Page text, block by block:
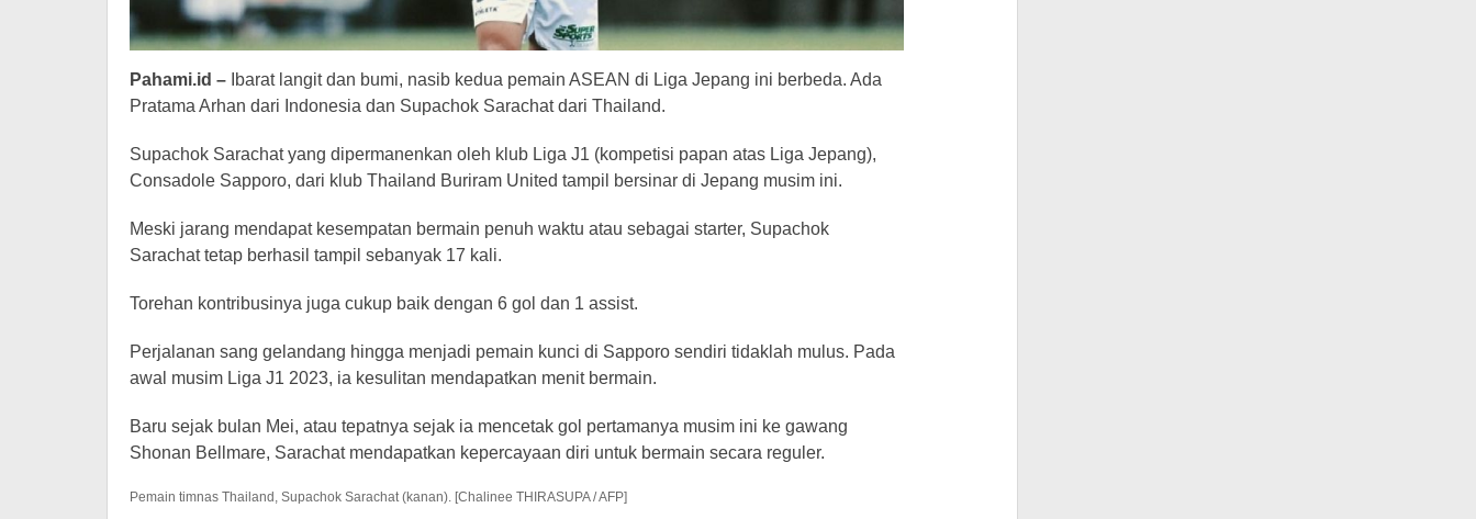
Pahami.id – Ibarat langit dan bumi, nasib kedua pemain ASEAN di Liga Jepang ini berbeda. Ada
Pratama Arhan dari Indonesia dan Supachok Sarachat dari Thailand.
Supachok Sarachat yang dipermanenkan oleh klub Liga J1 (kompetisi papan atas Liga Jepang),
Consadole Sapporo, dari klub Thailand Buriram United tampil bersinar di Jepang musim ini.
Meski jarang mendapat kesempatan bermain penuh waktu atau sebagai starter, Supachok
Sarachat tetap berhasil tampil sebanyak 17 kali.
Torehan kontribusinya juga cukup baik dengan 6 gol dan 1 assist.
Perjalanan sang gelandang hingga menjadi pemain kunci di Sapporo sendiri tidaklah mulus. Pada
awal musim Liga J1 2023, ia kesulitan mendapatkan menit bermain.
Baru sejak bulan Mei, atau tepatnya sejak ia mencetak gol pertamanya musim ini ke gawang
Shonan Bellmare, Sarachat mendapatkan kepercayaan diri untuk bermain secara reguler.
Pemain timnas Thailand, Supachok Sarachat (kanan). [Chalinee THIRASUPA / AFP]